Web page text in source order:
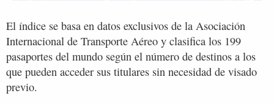
El índice se basa en datos exclusivos de la Asociación
Internacional de Transporte Aéreo y clasifica los 199
pasaportes del mundo según el número de destinos a los
que pueden acceder sus titulares sin necesidad de visado
previo.